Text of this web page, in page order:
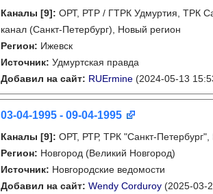
Каналы [9]: ОРТ, РТР / ГТРК Удмуртия, ТРК
канал (Санкт-Петербург), Новый регион
Регион: Ижевск
Источник: Удмуртская правда
Добавил на сайт: RUErmine (2024-05-13
03-04-1995 - 09-04-1995
Каналы [9]: ОРТ, РТР, ТРК "Санкт-
Регион: Новгород (Великий Новгород)
Источник: Новгородские ведомости
Добавил на сайт: Wendy Corduroy (2025-03-